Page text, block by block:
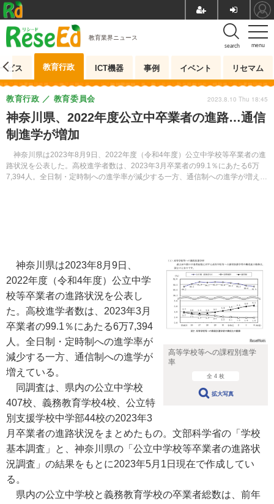
menu
search
教育業界ニュース
ビス 教育行政 ICT機器 事例 イベント リセマム
神奈川県、2022年度公立中卒業者の進路…通信
制進学が増加
神奈川県は2023年8月9日、2022年度（令和4年度）公立中学校等卒業者の進
路状況を公表した。高校進学者数は、2023年3月卒業者の99.1％にあたる6万
7,394人。全日制・定時制への進学率が減少する一方、通信制への進学が増えて
教育行政 教育委員会 2023.8.10 Thu 18:45
高等学校等への課程別進学
率
全 4 枚
拡大写真
神奈川県は2023年8月9日、
2022年度（令和4年度）公立中学
校等卒業者の進路状況を公表し
た。高校進学者数は、2023年3月
卒業者の99.1％にあたる6万7,394
人。全日制・定時制への進学率が
減少する一方、通信制への進学が
増えている。
同調査は、県内の公立中学校
407校、義務教育学校4校、公立特
別支援学校中学部44校の2023年3
月卒業者の進路状況をまとめたもの。文部科学省の「学校
基本調査」と、神奈川県の「公立中学校等卒業者の進路状
況調査」の結果をもとに2023年5月1日現在で作成してい
る。
県内の公立中学校と義務教育学校の卒業者総数は、前年